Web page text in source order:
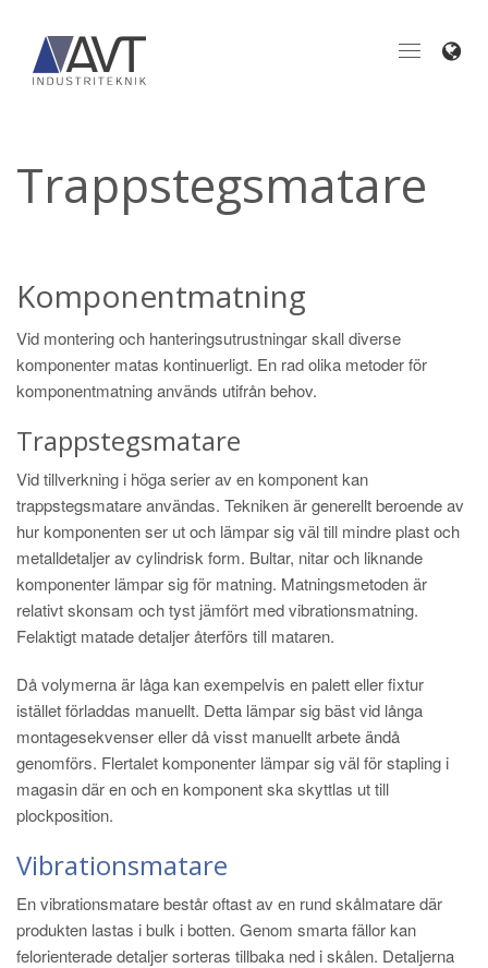
Toggle
Toggle
Trappstegsmatare
Komponentmatning
Vid montering och hanteringsutrustningar skall diverse
komponenter matas kontinuerligt. En rad olika metoder för
komponentmatning används utifrån behov.
Trappstegsmatare
Vid tillverkning i höga serier av en komponent kan
trappstegsmatare användas. Tekniken är generellt beroende av
hur komponenten ser ut och lämpar sig väl till mindre plast och
metalldetaljer av cylindrisk form. Bultar, nitar och liknande
komponenter lämpar sig för matning. Matningsmetoden är
relativt skonsam och tyst jämfört med vibrationsmatning.
Felaktigt matade detaljer återförs till mataren.
Då volymerna är låga kan exempelvis en palett eller fixtur
istället förladdas manuellt. Detta lämpar sig bäst vid långa
montagesekvenser eller då visst manuellt arbete ändå
genomförs. Flertalet komponenter lämpar sig väl för stapling i
magasin där en och en komponent ska skyttlas ut till
plockposition.
Vibrationsmatare
En vibrationsmatare består oftast av en rund skålmatare där
produkten lastas i bulk i botten. Genom smarta fällor kan
felorienterade detaljer sorteras tillbaka ned i skålen. Detaljerna